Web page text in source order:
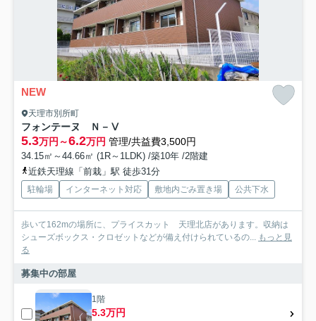
NEW
天理市別所町
フォンテーヌ Ｎ－Ⅴ
5.3万円～6.2万円 管理/共益費3,500円
34.15㎡～44.66㎡ (1R～1LDK) /築10年 /2階建
近鉄天理線「前栽」駅 徒歩31分
駐輪場 インターネット対応 敷地内ごみ置き場 公共下水
歩いて162mの場所に、プライスカット 天理北店があります。収納は
シューズボックス・クロゼットなどが備え付けられているの... もっと見
る
募集中の部屋
1階
5.3万円